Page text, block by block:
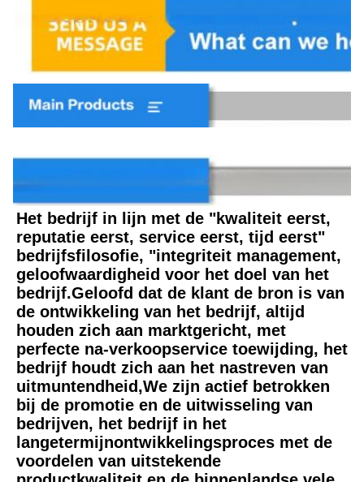
Het bedrijf in lijn met de "kwaliteit eerst,
reputatie eerst, service eerst, tijd eerst"
bedrijfsfilosofie, "integriteit management,
geloofwaardigheid voor het doel van het
bedrijf.Geloofd dat de klant de bron is van
de ontwikkeling van het bedrijf, altijd
houden zich aan marktgericht, met
perfecte na-verkoopservice toewijding, het
bedrijf houdt zich aan het nastreven van
uitmuntendheid,We zijn actief betrokken
bij de promotie en de uitwisseling van
bedrijven, het bedrijf in het
langetermijnontwikkelingsproces met de
voordelen van uitstekende